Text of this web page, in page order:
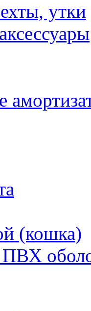
утки
(кошка)